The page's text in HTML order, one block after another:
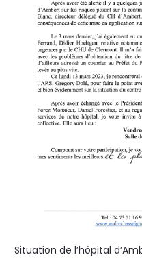
Situation de l’hôpital